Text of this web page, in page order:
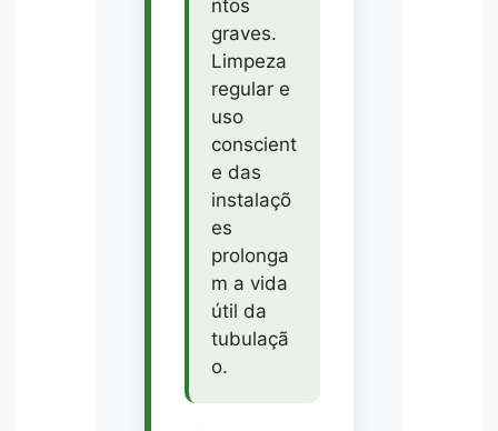
ntos
graves.
Limpeza
regular e
uso
conscient
e das
instalaçõ
es
prolonga
m a vida
útil da
tubulaçã
o.